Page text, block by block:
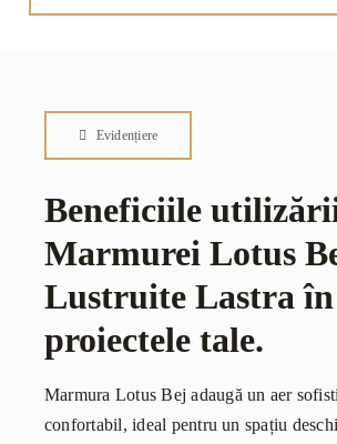
Evidențiere
Beneficiile
Marmurei Lotus
Lustruite Lastra în
proiectele tale.
Marmura Lotus Bej adaugă un aer
confortabil, ideal pentru un spațiu